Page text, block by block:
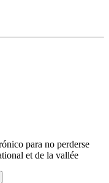
para no perderse
et de la vallée